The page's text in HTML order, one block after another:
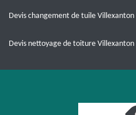
Devis changement de tuile Villexanton
Devis nettoyage de toiture Villexanton